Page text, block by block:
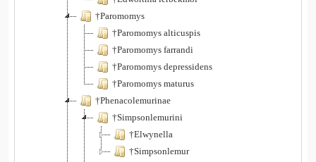
†Paromomys
†Paromomys alticuspis
†Paromomys farrandi
†Paromomys depressidens
†Paromomys maturus
†Phenacolemurinae
†Simpsonlemurini
†Elwynella
†Simpsonlemur